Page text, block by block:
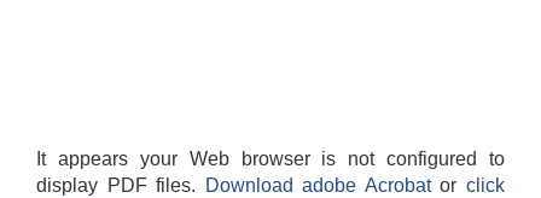
It appears your Web browser is not configured to
display PDF files.
Download adobe Acrobatorclick